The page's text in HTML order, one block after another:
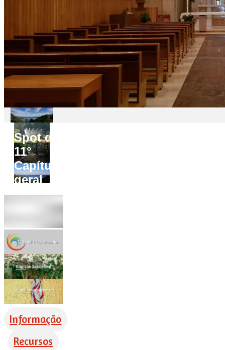
Spot do
11°
Capítulo
geral
Informação
Recursos